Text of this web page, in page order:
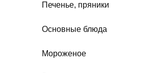
Печенье, пряники
Основные блюда
Мороженое